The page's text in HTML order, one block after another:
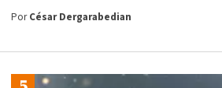
PorCésar Dergarabedian